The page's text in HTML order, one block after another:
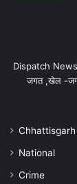
Dispatch News
जगत ,खेल -जगत,
Chhattisgarh
National
Crime